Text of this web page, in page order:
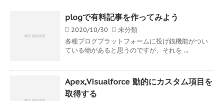
plogで有料記事を作ってみよう
2020/10/30
未分類
各種ブログプラットフォームに投げ銭機能がつい
ている物があると思うのですが、それを ...
Apex,Visualforce 動的にカスタム項目を
取得する